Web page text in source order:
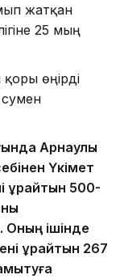
жатқан
25 мың
өңірді
Арнаулы
Үкімет
құрайтын 500-
Оның ішінде
құрайтын 267